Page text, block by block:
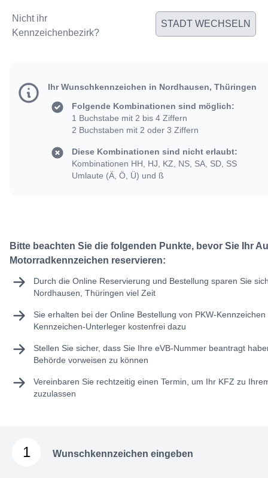
Nicht ihr
Kennzeichenbezirk?
STADT WECHSELN
Ihr Wunschkennzeichen in Nordhausen, Thüringen
Folgende Kombinationen sind möglich:
1 Buchstabe mit 2 bis 4 Ziffern
2 Buchstaben mit 2 oder 3 Ziffern
Diese Kombinationen sind nicht erlaubt:
Kombinationen HH, HJ, KZ, NS, SA, SD, SS
Umlaute (Ä, Ö, Ü) und ß
Bitte beachten Sie die folgenden Punkte, bevor Sie Ihr
Motorradkennzeichen reservieren:
Durch die Online Reservierung und Bestellung sparen Sie
Nordhausen, Thüringen viel Zeit
Sie erhalten bei der Online Bestellung von PKW-
Kennzeichen-Unterleger kostenfrei dazu
Stellen Sie sicher, dass Sie Ihre eVB-Nummer beantragt
Behörde vorweisen zu können
Vereinbaren Sie rechtzeitig einen Termin, um Ihr KFZ zu
zuzulassen
1 Wunschkennzeichen eingeben